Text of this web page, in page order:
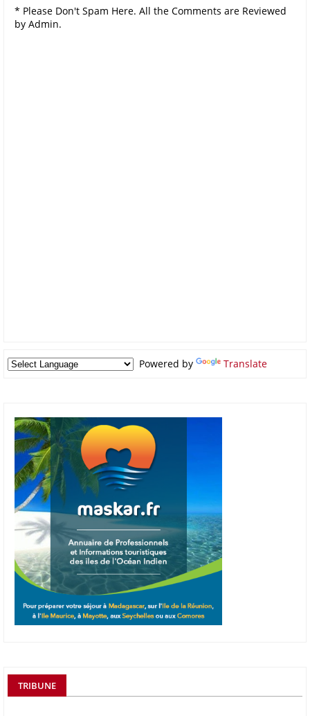
* Please Don't Spam Here. All the Comments are Reviewed
by Admin.
Powered by Translate
TRIBUNE